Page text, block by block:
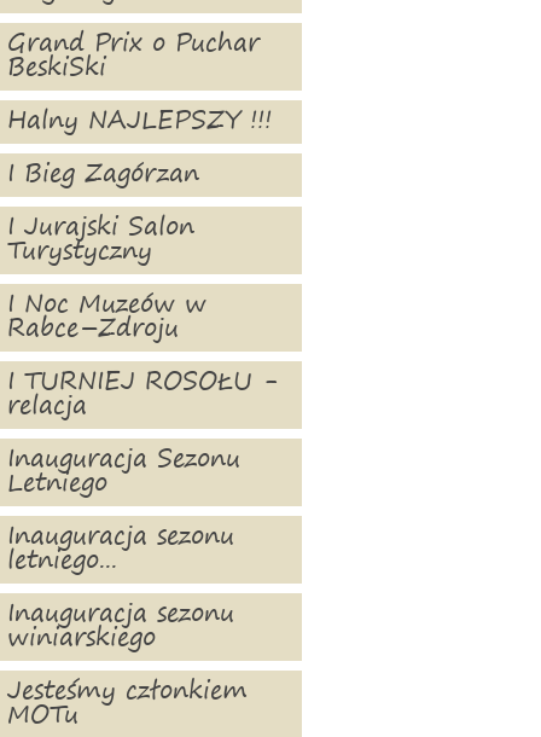
Grand Prix o Puchar
BeskiSki
Halny NAJLEPSZY !!!
I Bieg Zagórzan
I Jurajski Salon
Turystyczny
I Noc Muzeów w
Rabce–Zdroju
I TURNIEJ ROSOŁU -
relacja
Inauguracja Sezonu
Letniego
Inauguracja sezonu
letniego...
Inauguracja sezonu
winiarskiego
Jesteśmy członkiem
MOTu